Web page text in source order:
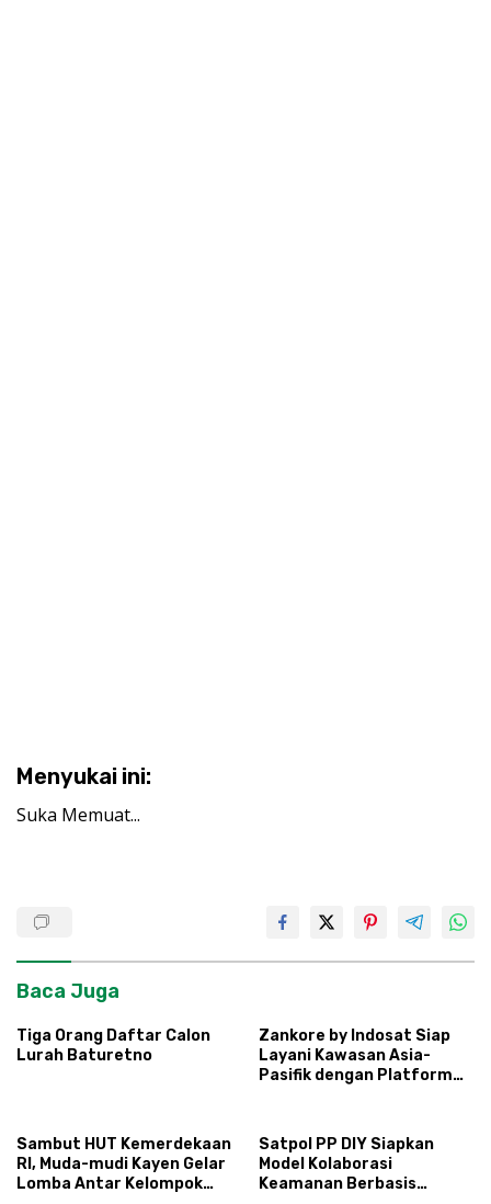
Menyukai ini:
Suka Memuat...
Baca Juga
Tiga Orang Daftar Calon
Lurah Baturetno
Zankore by Indosat Siap
Layani Kawasan Asia-
Pasifik dengan Platform
Sambut HUT Kemerdekaan
RI, Muda-mudi Kayen Gelar
Lomba Antar Kelompok
Satpol PP DIY Siapkan
Model Kolaborasi
Keamanan Berbasis